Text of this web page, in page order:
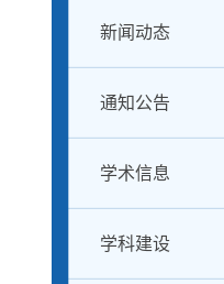
新闻动态
通知公告
学术信息
学科建设